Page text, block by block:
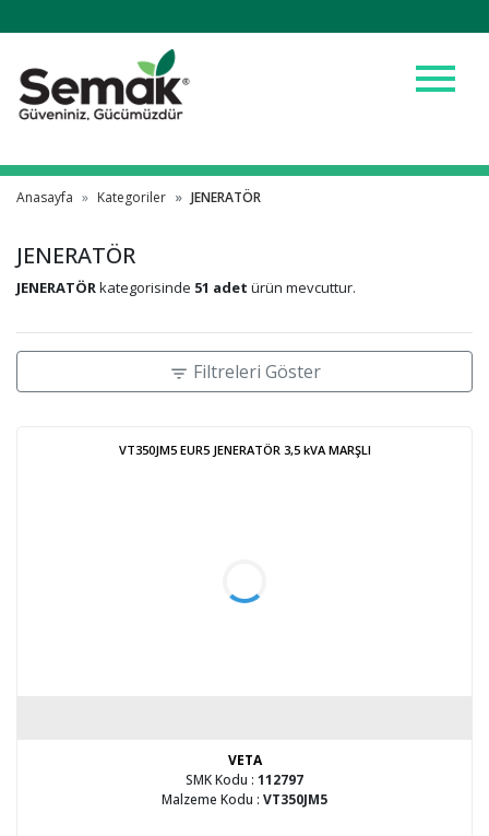
menu
Anasayfa Kategoriler JENERATÖR
JENERATÖR
JENERATÖRkategorisinde 51 adet ürün mevcuttur.
filter_list Filtreleri Göster
VT350JM5 EUR5 JENERATÖR 3,5 kVA MARŞLI
VETA
SMK Kodu : 112797
Malzeme Kodu : VT350JM5